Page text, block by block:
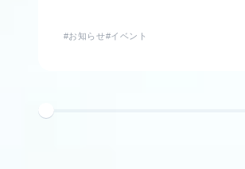
#お知らせ#イベント